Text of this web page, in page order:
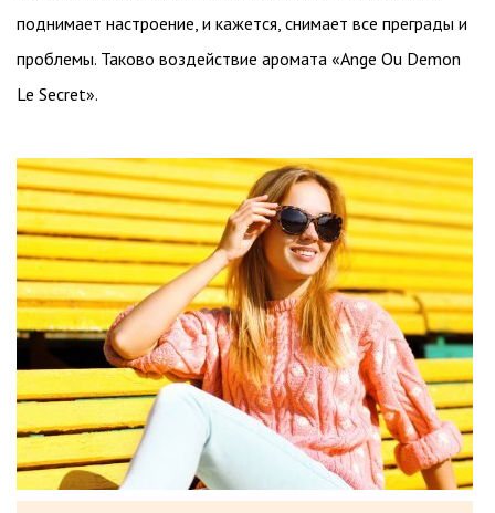
поднимает настроение, и кажется, снимает все преграды и
проблемы. Таково воздействие аромата «Ange Ou Demon
Le Secret».